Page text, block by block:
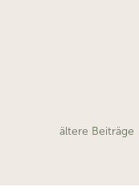
ältere Beiträge